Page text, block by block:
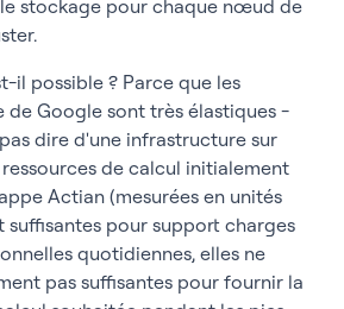
stockage pour chaque nœud de
il possible ? Parce que les
de Google sont très élastiques -
dire d'une infrastructure sur
ressources de calcul initialement
Actian (mesurées en unités
suffisantes pour support charges
quotidiennes, elles ne
pas suffisantes pour fournir la